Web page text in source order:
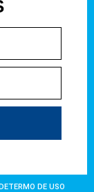
TERMO DE USO